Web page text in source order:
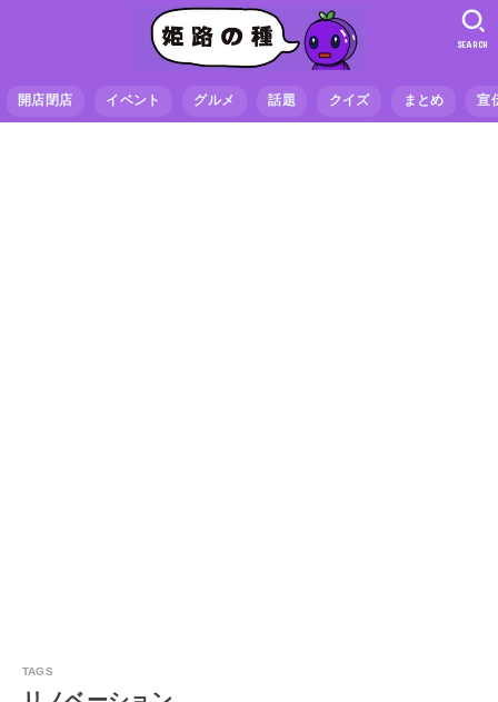
開店閉店 イベント グルメ 話題 クイズ まとめ 宣
SEARCH